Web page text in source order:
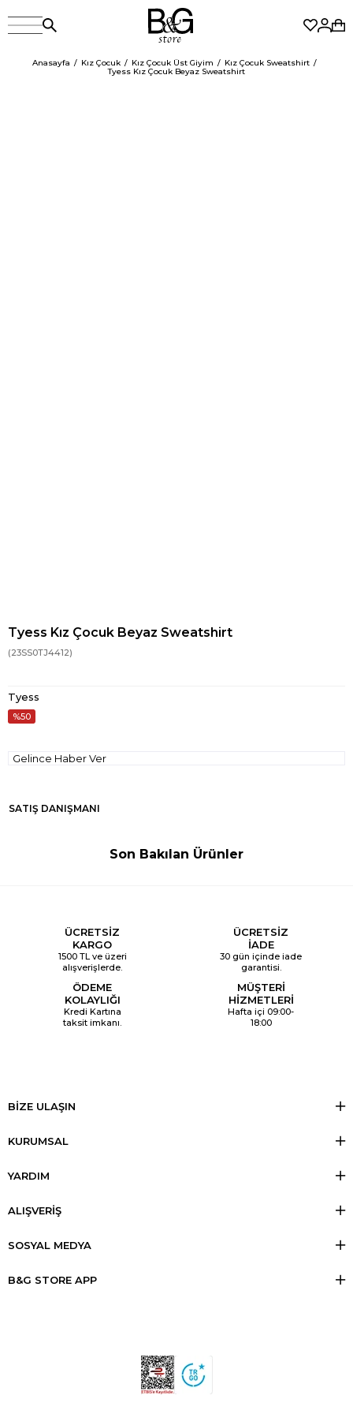
Anasayfa Kız Çocuk Kız Çocuk Üst Giyim
Kız Çocuk Sweatshirt
Tyess Kız Çocuk Beyaz Sweatshirt
Tyess Kız Çocuk Beyaz Sweatshirt
(23SS0TJ4412)
Tyess
50
Gelince Haber Ver
SATIŞ DANIŞMANI
Son Bakılan Ürünler
ÜCRETSİZ
KARGO
1500 TL ve üzeri
alışverişlerde.
ÜCRETSİZ
İADE
30 gün içinde iade
garantisi.
ÖDEME
KOLAYLIĞI
Kredi Kartına
taksit imkanı.
MÜŞTERİ
HİZMETLERİ
Hafta içi 09:00-
18:00
BİZE ULAŞIN
KURUMSAL
YARDIM
ALIŞVERİŞ
SOSYAL MEDYA
B&G STORE APP